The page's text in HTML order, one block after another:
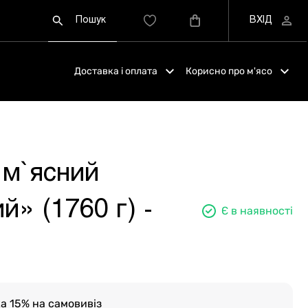
Доставка і оплата Корисно про м'ясо
м`ясний
(1760 г) -
Є в наявності
15% на самовивіз